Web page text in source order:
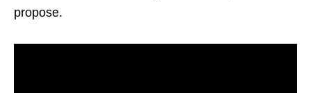
propose.